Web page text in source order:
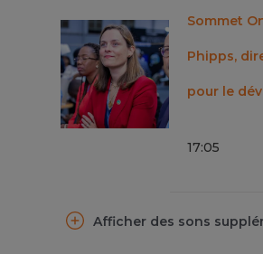
Sommet
Phipps,
pour le
17:05
Afficher des sons